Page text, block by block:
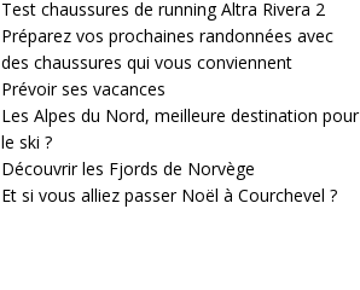
Test chaussures de running Altra Rivera 2
Préparez vos prochaines randonnées avec
des chaussures qui vous conviennent
Prévoir ses vacances
Les Alpes du Nord, meilleure destination pour
le ski ?
Découvrir les Fjords de Norvège
Et si vous alliez passer Noël à Courchevel ?